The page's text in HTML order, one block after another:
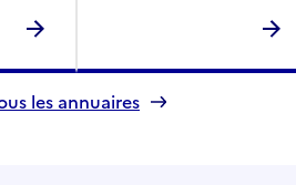
les annuaires